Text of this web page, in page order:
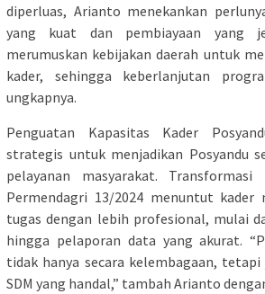
diperluas, Arianto menekankan
yang kuat dan pembiayaan yang
merumuskan kebijakan daerah untuk
kader, sehingga keberlanjutan
ungkapnya.
Penguatan Kapasitas Kader
strategis untuk menjadikan Posyandu
pelayanan masyarakat. Transformasi
Permendagri 13/2024 menuntut kader
tugas dengan lebih profesional, mulai
hingga pelaporan data yang akurat.
tidak hanya secara kelembagaan,
SDM yang handal,” tambah Arianto